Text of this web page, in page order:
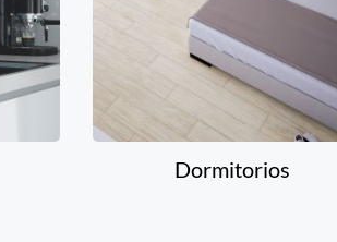
Dormitorios